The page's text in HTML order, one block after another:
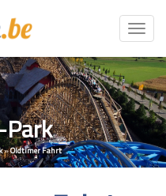
»Oldtimer Fahrt